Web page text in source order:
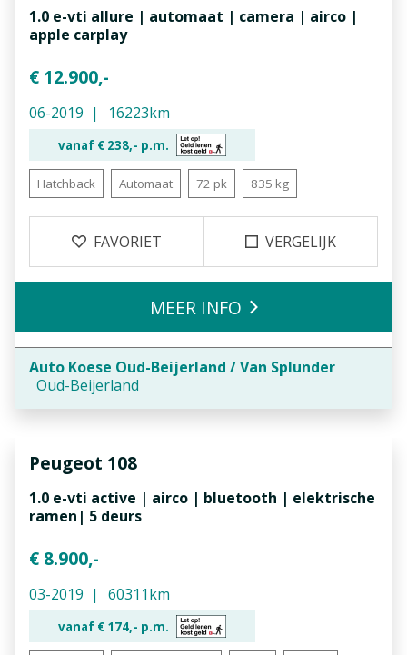
1.0 e-vti allure | automaat | camera | airco |
apple carplay
€ 12.900,-
06-2019 16223km
vanaf € 238,- p.m.
Hatchback Automaat 72 pk 835 kg
FAVORIET VERGELIJK
Auto Koese Oud-Beijerland / Van Splunder
Oud-Beijerland
MEER INFO
Peugeot 108
1.0 e-vti active | airco | bluetooth | elektrische
ramen| 5 deurs
€ 8.900,-
03-2019 60311km
vanaf € 174,- p.m.